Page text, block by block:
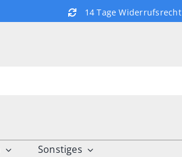
14 Tage Widerrufsrecht
Sonstiges